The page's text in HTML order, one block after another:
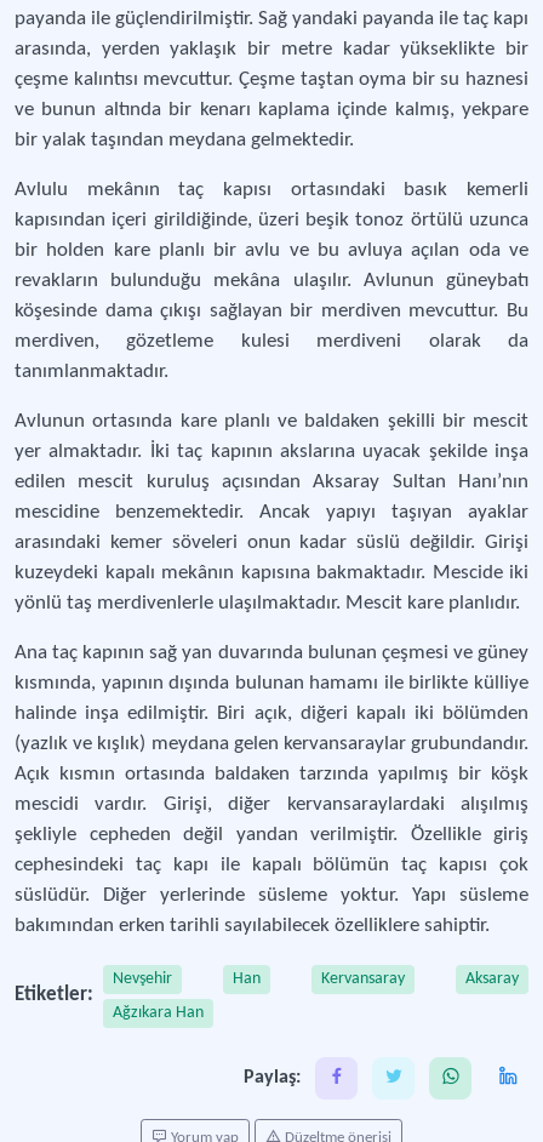
payanda ile güçlendirilmiştir. Sağ yandaki payanda ile taç kapı
arasında, yerden yaklaşık bir metre kadar yükseklikte bir
çeşme kalıntısı mevcuttur. Çeşme taştan oyma bir su haznesi
ve bunun altında bir kenarı kaplama içinde kalmış, yekpare
bir yalak taşından meydana gelmektedir.
Avlulu mekânın taç kapısı ortasındaki basık kemerli
kapısından içeri girildiğinde, üzeri beşik tonoz örtülü uzunca
bir holden kare planlı bir avlu ve bu avluya açılan oda ve
revakların bulunduğu mekâna ulaşılır. Avlunun güneybatı
köşesinde dama çıkışı sağlayan bir merdiven mevcuttur. Bu
merdiven, gözetleme kulesi merdiveni olarak da
tanımlanmaktadır.
Avlunun ortasında kare planlı ve baldaken şekilli bir mescit
yer almaktadır. İki taç kapının akslarına uyacak şekilde inşa
edilen mescit kuruluş açısından Aksaray Sultan Hanı’nın
mescidine benzemektedir. Ancak yapıyı taşıyan ayaklar
arasındaki kemer söveleri onun kadar süslü değildir. Girişi
kuzeydeki kapalı mekânın kapısına bakmaktadır. Mescide iki
yönlü taş merdivenlerle ulaşılmaktadır. Mescit kare planlıdır.
Ana taç kapının sağ yan duvarında bulunan çeşmesi ve güney
kısmında, yapının dışında bulunan hamamı ile birlikte külliye
halinde inşa edilmiştir. Biri açık, diğeri kapalı iki bölümden
(yazlık ve kışlık) meydana gelen kervansaraylar grubundandır.
Açık kısmın ortasında baldaken tarzında yapılmış bir köşk
mescidi vardır. Girişi, diğer kervansaraylardaki alışılmış
şekliyle cepheden değil yandan verilmiştir. Özellikle giriş
cephesindeki taç kapı ile kapalı bölümün taç kapısı çok
süslüdür. Diğer yerlerinde süsleme yoktur. Yapı süsleme
bakımından erken tarihli sayılabilecek özelliklere sahiptir.
Etiketler:
Nevşehir Han Kervansaray
Aksaray
Ağzıkara Han
Paylaş:
Yorum yap Düzeltme önerisi